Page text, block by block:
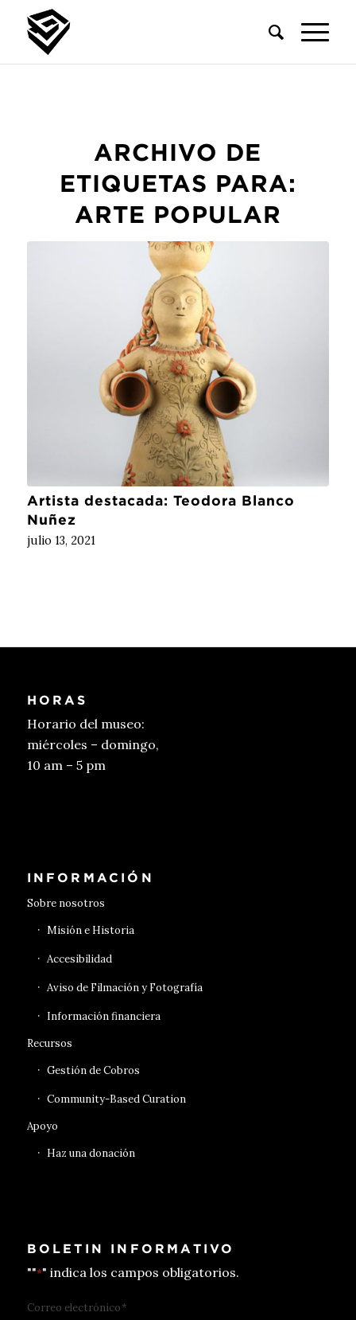
ARCHIVO DE
ETIQUETAS PARA:
ARTE POPULAR
Artista destacada: Teodora Blanco
Nuñez
julio 13, 2021
HORAS
Horario del museo:
miércoles – domingo,
10 am – 5 pm
INFORMACIÓN
Sobre nosotros
Misión e Historia
Accesibilidad
Aviso de Filmación y Fotografía
Información financiera
Recursos
Gestión de Cobros
Community-Based Curation
Apoyo
Haz una donación
BOLETIN INFORMATIVO
""*" indica los campos obligatorios.
Correo electrónico*